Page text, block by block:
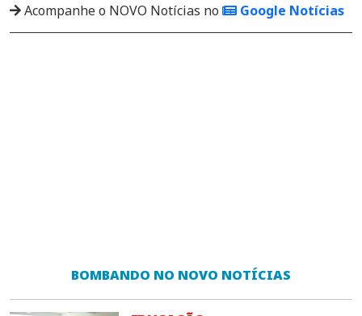
Acompanhe o NOVO Notícias no
Google Notícias
BOMBANDO NO NOVO NOTÍCIAS